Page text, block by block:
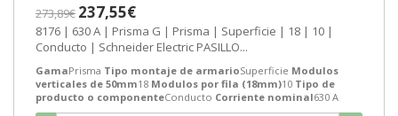
273,89€ 237,55€
8176 | 630 A | Prisma G | Prisma | Superficie | 18 | 10 |
Conducto | Schneider Electric PASILLO...
GamaPrisma Tipo montaje de armarioSuperficie Modulos
verticales de 50mm18 Modulos por fila (18mm)10 Tipo de
producto o componenteConducto Corriente nominal630 A